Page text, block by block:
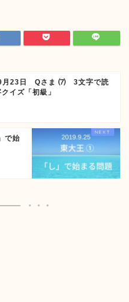
月23日 Qさま ⑺ 3文字で読
イズ「初級」
で始